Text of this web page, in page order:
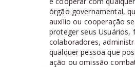
órgão governamental,
auxílio ou cooperação
proteger seus Usuários,
colaboradores,
qualquer pessoa que
ação ou omissão